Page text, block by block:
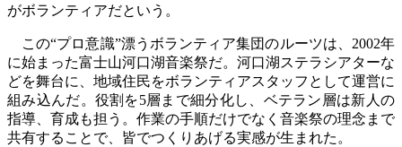
がボランティアだという。
この“プロ意識”漂うボランティア集団のルーツは、 2002年
に始まった富士山河口湖音楽祭だ。河口湖ステラシアターな
どを舞台に、地域住民をボランティアスタッフとして運営に
組み込んだ。役割を5層まで細分化し、ベテラン層は新人の
指導、育成も担う。作業の手順だけでなく音楽祭の理念まで
共有することで、皆でつくりあげる実感が生まれた。